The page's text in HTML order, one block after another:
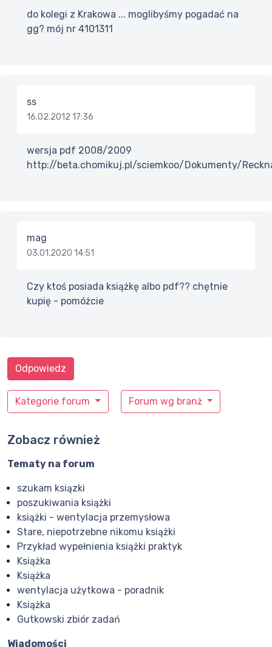
do kolegi z Krakowa ... moglibyśmy pogadać na
gg? mój nr 4101311
ss
16.02.2012 17:36
wersja pdf 2008/2009
http://beta.chomikuj.pl/sciemkoo/Dokumenty/
mag
03.01.2020 14:51
Czy ktoś posiada książkę albo pdf?? chętnie
kupię - pomóżcie
Kategorie forum Forum wg branż
Odpowiedz
Zobacz również
Tematy na forum
szukam ksiązki
poszukiwania książki
książki - wentylacja przemysłowa
Stare, niepotrzebne nikomu książki
Przykład wypełnienia książki praktyk
Książka
Książka
wentylacja użytkowa - poradnik
Książka
Gutkowski zbiór zadań
Wiadomości